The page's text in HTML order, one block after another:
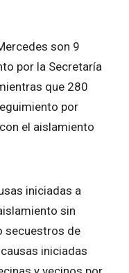
son 9
por la Secretaría
que 280
por
el aislamiento
iniciadas a
sin
secuestros de
iniciadas